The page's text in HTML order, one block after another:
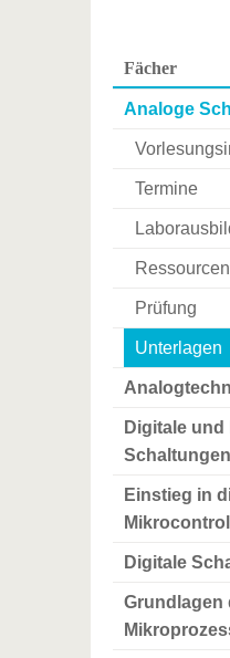
Fächer
Analoge
Termine
Ressourcen
Prüfung
Unterlagen
Digitale und
Schaltungen
Einstieg in
Digitale
Grundlagen